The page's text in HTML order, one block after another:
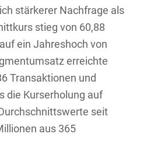
stärkerer Nachfrage als
stieg von 60,88
ein Jahreshoch von
erreichte
Transaktionen und
die Kurserholung auf
seit
aus 365